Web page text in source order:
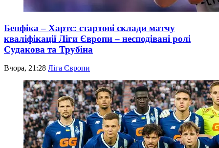
Бенфіка – Хартс: стартові склади матчу
кваліфікації Ліги Європи – несподівані ролі
Судакова та Трубіна
Вчора, 21:28 Ліга Європи